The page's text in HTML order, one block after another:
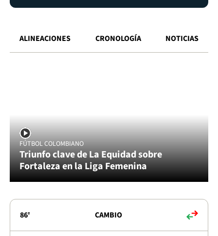
ALINEACIONES CRONOLOGÍA NOTICIAS
FÚTBOL COLOMBIANO
Triunfo clave de La Equidad sobre
Fortaleza en la Liga Femenina
86' CAMBIO